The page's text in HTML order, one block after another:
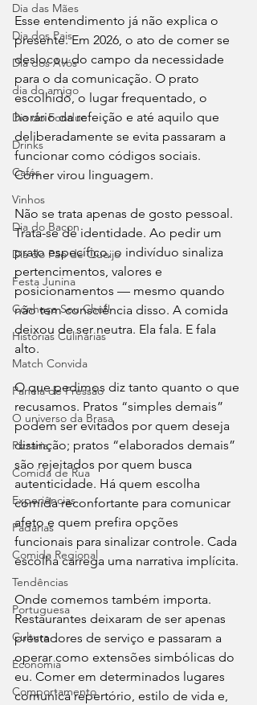
Dia das Mães
Dia dos Pais
Dia dos Avós
dia do amigo
Dia do Fondue
Drinks
Cafés
Vinhos
Dia do Bacon
Dia do Pão de Queijo
Festa Junina
Conheça Seu Chef!
Histórias Culinárias
Match Convida
Panela de Pressão
O universo da Brasa
Pizzaria
Comida de Rua
Experiências
Padarias
Comida Regional
Tendências
Portuguesa
Cultura
Economia
Comportamento
Esse entendimento já não explica o
presente. Em 2026, o ato de comer se
deslocou do campo da necessidade
para o da comunicação. O prato
escolhido, o lugar frequentado, o
horário da refeição e até aquilo que
deliberadamente se evita passaram a
funcionar como códigos sociais.
Comer virou linguagem.
Não se trata apenas de gosto pessoal.
Trata-se de identidade. Ao pedir um
prato específico, o indivíduo sinaliza
pertencimentos, valores e
posicionamentos — mesmo quando
não tem consciência disso. A comida
deixou de ser neutra. Ela fala. E fala
alto.
O que pedimos diz tanto quanto o que
recusamos. Pratos “simples demais”
podem ser evitados por quem deseja
distinção; pratos “elaborados demais”
são rejeitados por quem busca
autenticidade. Há quem escolha
comida reconfortante para comunicar
afeto e quem prefira opções
funcionais para sinalizar controle. Cada
escolha carrega uma narrativa implícita.
Onde comemos também importa.
Restaurantes deixaram de ser apenas
prestadores de serviço e passaram a
operar como extensões simbólicas do
eu. Comer em determinados lugares
comunica repertório, estilo de vida e,